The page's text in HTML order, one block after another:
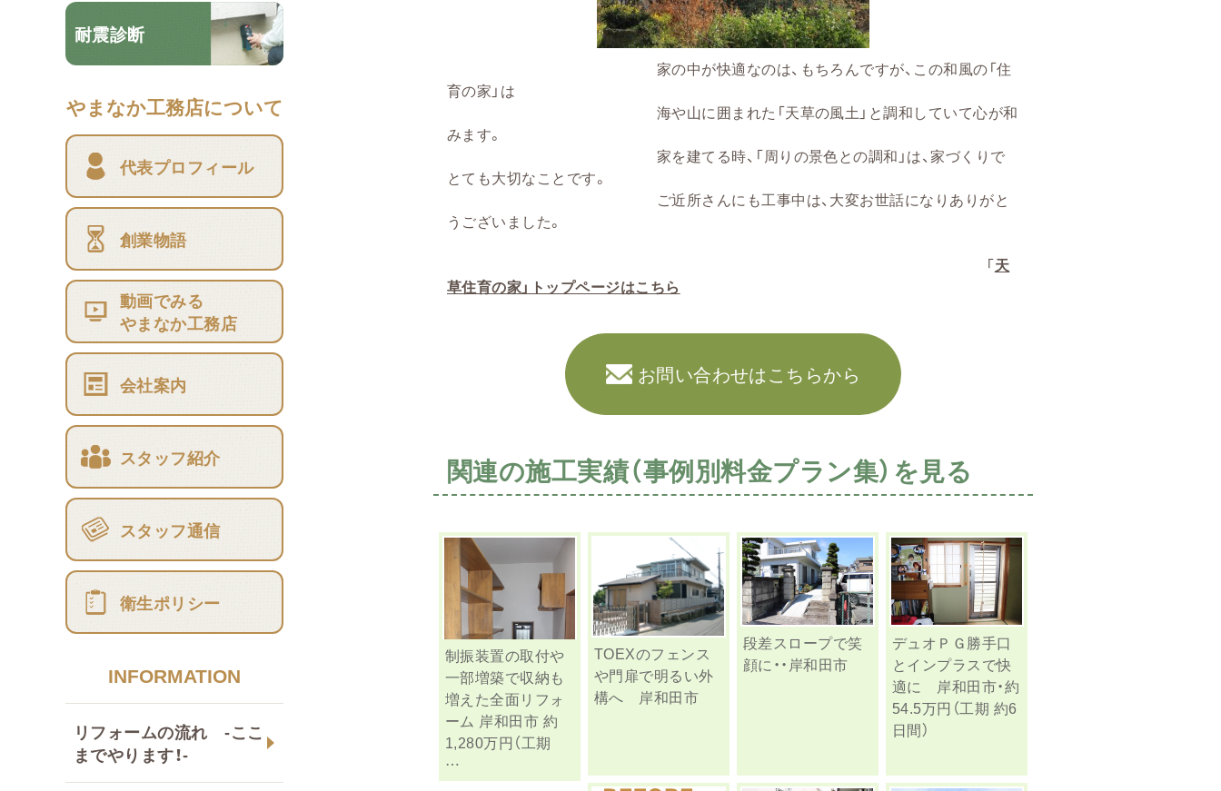
耐震診断
やまなか工務店について
代表プロフィール
創業物語
動画でみる
やまなか工務店
会社案内
スタッフ紹介
スタッフ通信
衛生ポリシー
INFORMATION
リフォームの流れ -ここ
までやります！-
家の中が快適なのは、もちろんですが、この和風の「住
育の家」は
海や山に囲まれた「天草の風土」と調和していて心が和
みます。
家を建てる時、「周りの景色との調和」は、家づくりで
とても大切なことです。
ご近所さんにも工事中は、大変お世話になりありがと
うございました。
「天
草住育の家」トップページはこちら
お問い合わせはこちらから
関連の施工実績（事例別料金プラン集）を見る
制振装置の取付や
一部増築で収納も
増えた全面リフォ
ーム 岸和田市 約
1,280万円（工期
…
TOEXのフェンス
や門扉で明るい外
構へ 岸和田市
段差スロープで笑
顔に・・岸和田市
デュオＰＧ勝手口
とインプラスで快
適に 岸和田市・約
54.5万円（工期 約6
日間）